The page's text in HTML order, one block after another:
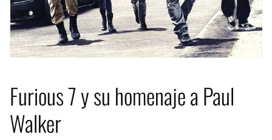
Furious 7 y su homenaje a Paul
Walker